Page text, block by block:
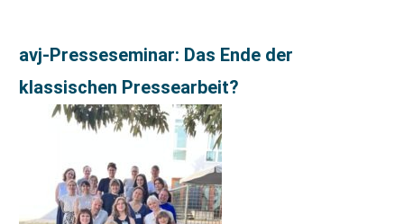
avj-Presseseminar: Das Ende der
klassischen Pressearbeit?